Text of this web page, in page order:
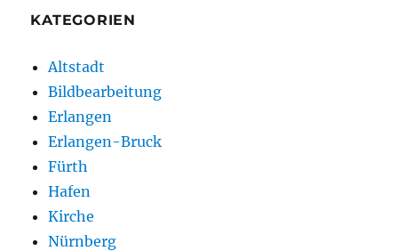
KATEGORIEN
Altstadt
Bildbearbeitung
Erlangen
Erlangen-Bruck
Fürth
Hafen
Kirche
Nürnberg